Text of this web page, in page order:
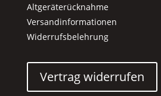
Altgeräterücknahme
Versandinformationen
Widerrufsbelehrung
Vertrag widerrufen